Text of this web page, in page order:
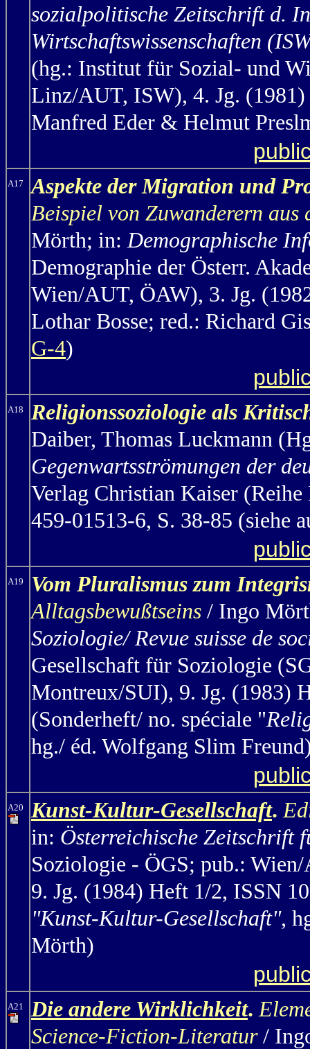
sozialpolitische Zeitschrift d.
Wirtschaftswissenschaften
(hg.: Institut für Sozial- und
Linz/AUT, ISW), 4. Jg.
Manfred Eder & Helmut
A17
Aspekte der Migration und
Beispiel von Zuwanderern
Mörth; in:Demographische
Demographie der Österr.
Wien/AUT, ÖAW), 3. Jg.
Lothar Bosse; red.: Richard
G-4)
A18
Religionssoziologie als
Daiber, Thomas Luckmann
Gegenwartsströmungen der
Verlag Christian Kaiser
459-01513-6, S. 38-85 (siehe
A19
Vom Pluralismus zum
Alltagsbewußtseins / Ingo
Soziologie/ Revue suisse de
Gesellschaft für Soziologie
Montreux/SUI), 9. Jg. (1983)
(Sonderheft/ no. spéciale "
hg./ éd. Wolfgang Slim
A20 Kunst-Kultur-Gesellschaft.
in: Österreichische Zeitschrift
Soziologie - ÖGS; pub.:
9. Jg. (1984) Heft 1/2, ISSN
"Kunst-Kultur-Gesellschaft",
Mörth)
A21 Die andere Wirklichkeit.
Science-Fiction-Literatur /